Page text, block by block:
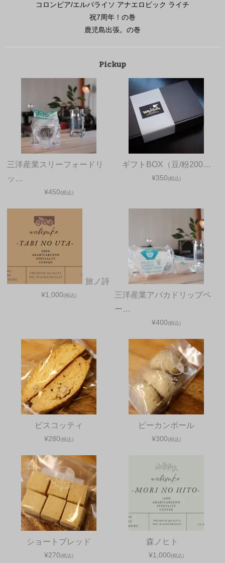
コロンビア/エルパライソ アナエロビック ライチ
祝7周年！の巻
鹿児島出張。の巻
Pickup
三洋産業スリーフォードリ
ッ…
¥450(税込)
ギフトBOX（豆/粉200…
¥350(税込)
旅ノ詩
¥1,000(税込)
三洋産業アバカドリップペ
ー…
¥400(税込)
ビスコッティ
¥280(税込)
ピーカンボール
¥300(税込)
ショートブレッド
¥270(税込)
森ノヒト
¥1,000(税込)